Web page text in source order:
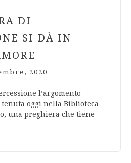
DI
SI DÀ IN
2020
l’argomento
oggi nella Biblioteca
una preghiera che tiene